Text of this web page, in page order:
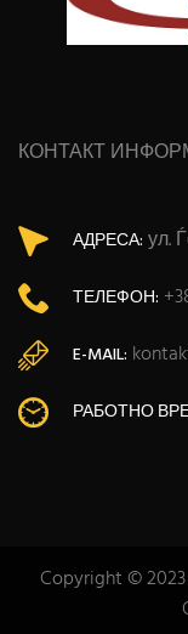
КОНТАКТ
АДРЕСА: ул.
ТЕЛЕФОН:
E-MAIL:
РАБОТНО
Copyright ©